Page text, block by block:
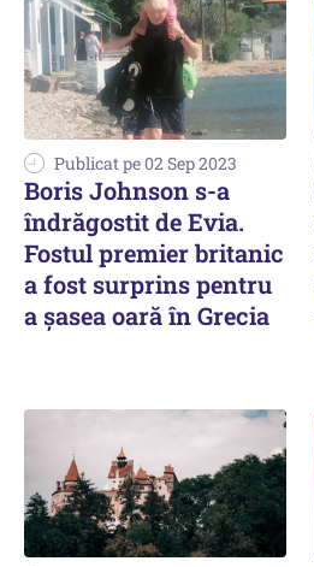
Publicat pe 02 Sep 2023
Boris Johnson s-a
îndrăgostit de Evia.
Fostul premier britanic
a fost surprins pentru
a șasea oară în Grecia